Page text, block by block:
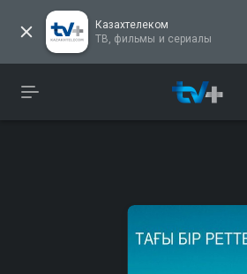
Казахтелеком
ТВ, фильмы и сериалы